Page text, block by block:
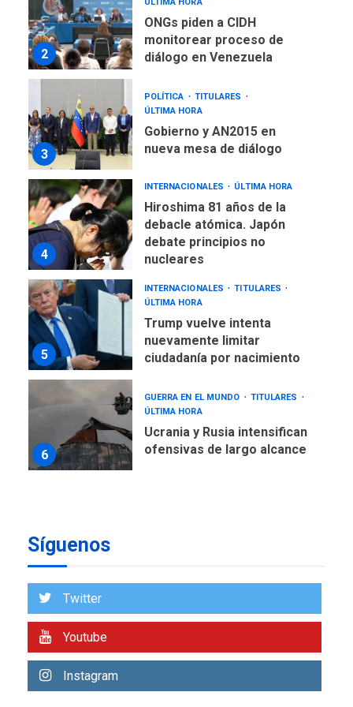
2
ONGs piden a CIDH
monitorear proceso de
diálogo en Venezuela
3
POLÍTICA
TITULARES
ÚLTIMA HORA
Gobierno y AN2015 en
nueva mesa de diálogo
4
INTERNACIONALES ÚLTIMA HORA
Hiroshima 81 años de la
debacle atómica. Japón
debate principios no
nucleares
5
INTERNACIONALES
TITULARES
ÚLTIMA HORA
Trump vuelve intenta
nuevamente limitar
ciudadanía por nacimiento
6
GUERRA EN EL MUNDO
TITULARES
ÚLTIMA HORA
Ucrania y Rusia intensifican
ofensivas de largo alcance
7
1
De la Espriella asumirá
atípica fuera de Bogotá
Síguenos
Twitter
Youtube
Instagram